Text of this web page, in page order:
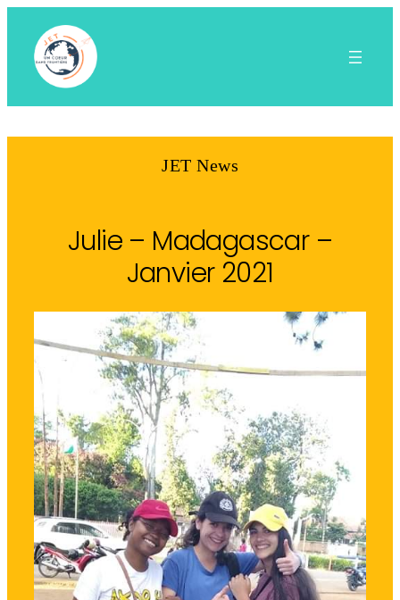
contenu
JET News
Julie – Madagascar –
Janvier 2021